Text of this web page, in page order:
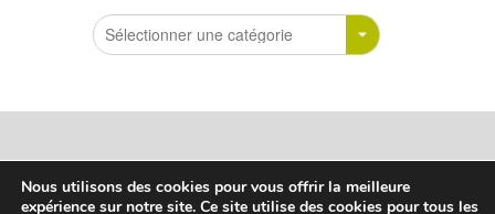
Nous utilisons des cookies pour vous offrir la meilleure
expérience sur notre site. Ce site utilise des cookies pour tous les